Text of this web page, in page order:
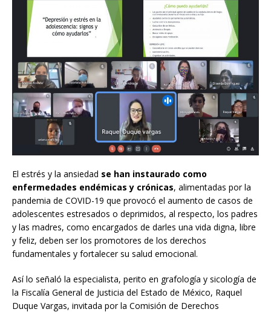
El estrés y la ansiedad se han instaurado como
enfermedades endémicas y crónicas, alimentadas por la
pandemia de COVID-19 que provocó el aumento de casos de
adolescentes estresados o deprimidos, al respecto, los padres
y las madres, como encargados de darles una vida digna, libre
y feliz, deben ser los promotores de los derechos
fundamentales y fortalecer su salud emocional.
Así lo señaló la especialista, perito en grafología y sicología de
la Fiscalía General de Justicia del Estado de México, Raquel
Duque Vargas, invitada por la Comisión de Derechos